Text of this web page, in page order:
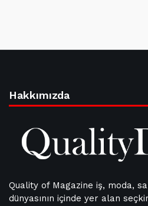
Hakkımızda
Quality of Magazine iş, moda,
dünyasının içinde yer alan